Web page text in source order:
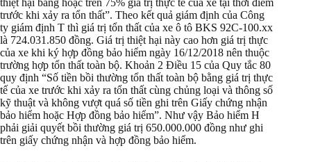
trước khi xảy ra tổn thất”. Theo kết quả giám định của Công
ty giám định T thì giá trị tổn thất của xe ô tô BKS 92C-100.xx
là 724.031.850 đồng. Giá trị thiệt hại này cao hơn giá trị thực
của xe khi ký hợp đồng bảo hiểm ngày 16/12/2018 nên thuộc
trường hợp tổn thất toàn bộ. Khoản 2 Điều 15 của Quy tắc 80
quy định “Số tiền bồi thường tổn thất toàn bộ bằng giá trị thực
tế của xe trước khi xảy ra tổn thất cùng chủng loại và thông số
kỹ thuật và không vượt quá số tiền ghi trên Giấy chứng nhận
bảo hiểm hoặc Hợp đồng bảo hiểm”. Như vậy Bảo hiểm H
phải giải quyết bồi thường giá trị 650.000.000 đồng như ghi
trên giấy chứng nhận và hợp đồng bảo hiểm.